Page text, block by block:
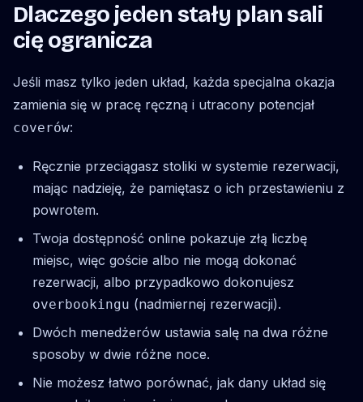
Dlaczego jeden stały plan sali
cię ogranicza
Jeśli masz tylko jeden układ, każda specjalna okazja
zamienia się w pracę ręczną i utracony potencjał
coverów:
Ręcznie przeciągasz stoliki w systemie rezerwacji,
mając nadzieję, że pamiętasz o ich przestawieniu z
powrotem.
Twoja dostępność online pokazuje złą liczbę
miejsc, więc goście albo nie mogą dokonać
rezerwacji, albo przypadkowo dokonujesz
overbookingu (nadmiernej rezerwacji).
Dwóch menedżerów ustawia salę na dwa różne
sposoby w dwie różne noce.
Nie możesz łatwo porównać, jak dany układ się